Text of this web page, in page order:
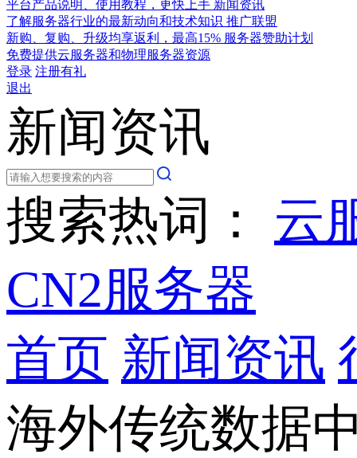
平台产品说明、使用教程，更快上手 新闻资讯
了解服务器行业的最新动向和技术知识 推广联盟
新购、复购、升级均享返利，最高15% 服务器赞助计划
免费提供云服务器和物理服务器资源
登录 注册有礼
退出
新闻资讯
搜索热词： 云
CN2服务器
首页 新闻资讯
海外传统数据